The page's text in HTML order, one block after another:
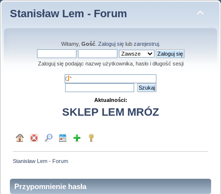
Stanisław Lem - Forum
Witamy, Gość. Zaloguj sięlub zarejestruj.
Zaloguj się podając nazwę użytkownika, hasło i długość sesji
Aktualności:
SKLEP LEM MRÓZ
Stanisław Lem - Forum
Przypomnienie hasła